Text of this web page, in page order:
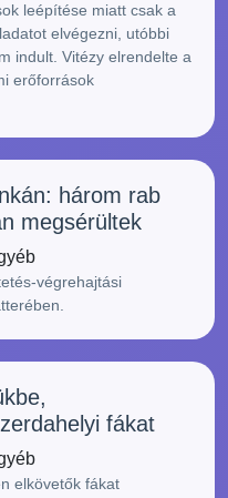
leépítése miatt csak a
elvégezni, utóbbi
indult. Vitézy elrendelte a
erőforrások
három rab
megsérültek
végrehajtási
fákat
elkövetők fákat